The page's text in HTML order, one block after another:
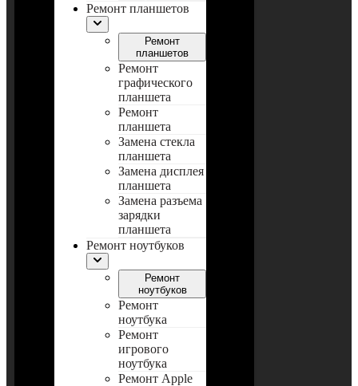
Ремонт планшетов
Ремонт
планшетов
Ремонт
графического
планшета
Ремонт
планшета
Замена стекла
планшета
Замена дисплея
планшета
Замена разъема
зарядки
планшета
Ремонт ноутбуков
Ремонт
ноутбуков
Ремонт
ноутбука
Ремонт
игрового
ноутбука
Ремонт Apple